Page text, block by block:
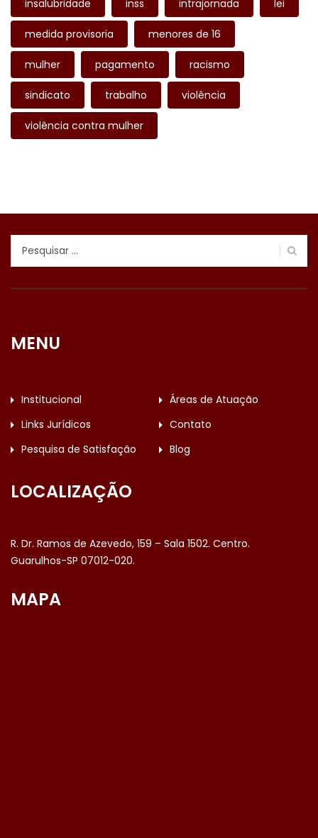
insalubridade inss intrajornada lei
medida provisoria menores de 16
mulher pagamento racismo
sindicato trabalho violência
violência contra mulher
Pesquisar
MENU
Institucional
Áreas de Atuação
Links Jurídicos
Contato
Pesquisa de Satisfação
Blog
LOCALIZAÇÃO
R. Dr. Ramos de Azevedo, 159 – Sala 1502. Centro.
Guarulhos-SP 07012-020.
MAPA